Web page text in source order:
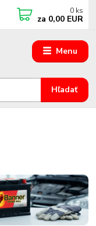
Menu
Hľadať
0 ks
za 0,00 EUR